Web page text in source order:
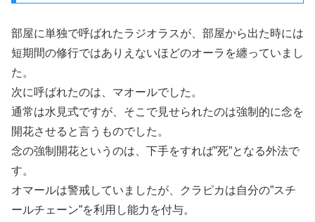
部屋に単独で呼ばれたラジオラスが、部屋から出た時には
短期間の修行ではありえないほどのオーラを纏っていまし
た。
次に呼ばれたのは、マオールでした。
通常は水見式ですが、そこで見せられたのは強制的に念を
開花させると言うものでした。
念の強制開花というのは、下手をすれば”死”となる外法で
す。
オマールは警戒していましたが、クラピカは自分の”スチ
ールチェーン”を利用し能力を付与。